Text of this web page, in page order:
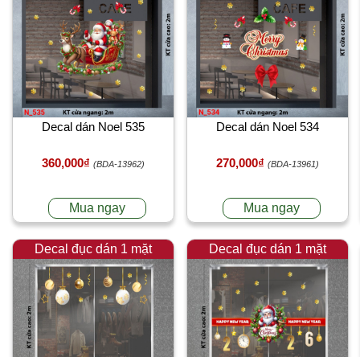
Decal dán Noel 535
360,000₫ (BDA-13962)
Mua ngay
Decal dán Noel 534
270,000₫ (BDA-13961)
Mua ngay
Decal đục dán 1 mặt Decal đục dán 1 mặt